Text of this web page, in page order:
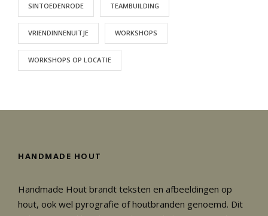
SINTOEDENRODE TEAMBUILDING
VRIENDINNENUITJE WORKSHOPS
WORKSHOPS OP LOCATIE
HANDMADE HOUT
Handmade Hout brandt teksten en afbeeldingen op
hout, ook wel pyrografie of houtbranden genoemd. Dit